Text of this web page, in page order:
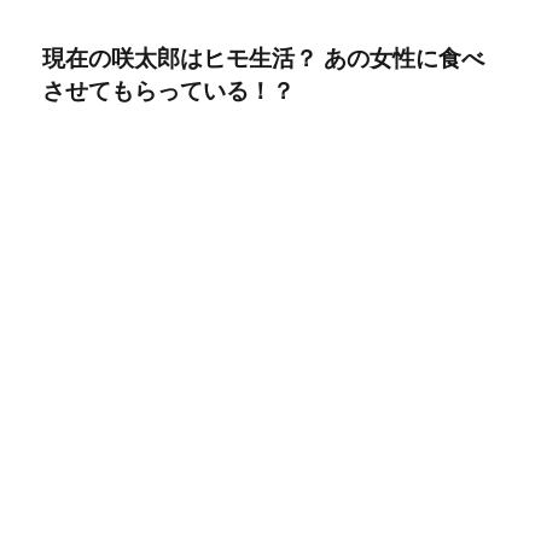
現在の咲太郎はヒモ生活？ あの女性に食べ
させてもらっている！？